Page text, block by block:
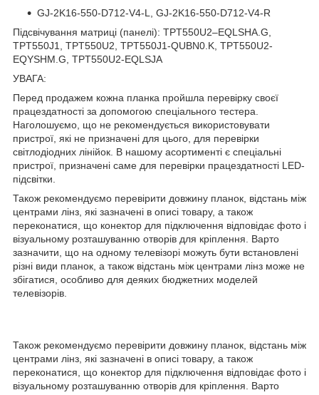
GJ-2K16-550-D712-V4-L, GJ-2K16-550-D712-V4-R
Підсвічування матриці (панелі): TPT550U2–EQLSHA.G,
TPT550J1, TPT550U2, TPT550J1-QUBN0.K, TPT550U2-
EQYSHM.G, TPT550U2-EQLSJA
УВАГА:
Перед продажем кожна планка пройшла перевірку своєї
працездатності за допомогою спеціального тестера.
Наголошуємо, що не рекомендується використовувати
пристрої, які не призначені для цього, для перевірки
світлодіодних лінійок. В нашому асортименті є спеціальні
пристрої, призначені саме для перевірки працездатності LED-
підсвітки.
Також рекомендуємо перевірити довжину планок, відстань між
центрами лінз, які зазначені в описі товару, а також
переконатися, що конектор для підключення відповідає фото і
візуальному розташуванню отворів для кріплення. Варто
зазначити, що на одному телевізорі можуть бути встановлені
різні види планок, а також відстань між центрами лінз може не
збігатися, особливо для деяких бюджетних моделей
телевізорів.
Також рекомендуємо перевірити довжину планок, відстань між
центрами лінз, які зазначені в описі товару, а також
переконатися, що конектор для підключення відповідає фото і
візуальному розташуванню отворів для кріплення. Варто